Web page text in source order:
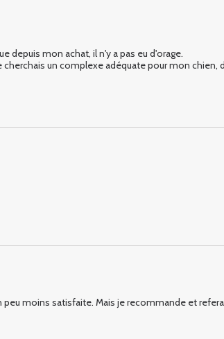
depuis mon achat, il n'y a pas eu d'orage.
un complexe adéquate pour mon chien,
moins satisfaite. Mais je recommande et